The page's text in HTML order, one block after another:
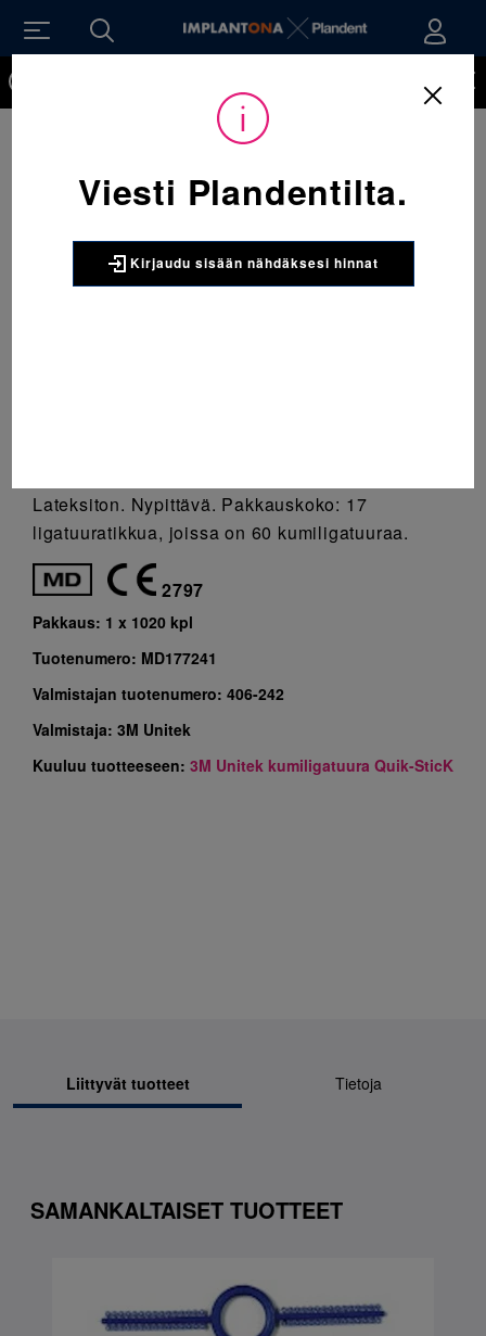
Tarvikkeet / Oikominen / Ligatuurat /
Lateksiton. Nypittävä. Pakkauskoko: 17
ligatuuratikkua, joissa on 60 kumiligatuuraa.
2797
Pakkaus: 1 x 1020 kpl
Tuotenumero: MD177241
Valmistajan tuotenumero: 406-242
Valmistaja: 3M Unitek
Kuuluu tuotteeseen: 3M Unitek kumiligatuura Quik-SticK
Liittyvät tuotteet Tietoja
SAMANKALTAISET TUOTTEET
Viesti Plandentilta.
Kirjaudu sisään nähdäksesi hinnat